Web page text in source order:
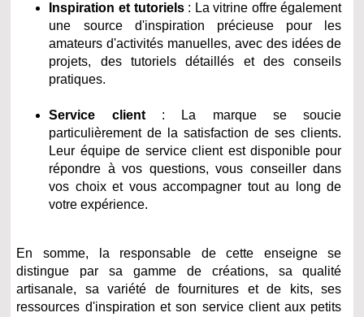
Inspiration et tutoriels: La vitrine offre également
une source d'inspiration précieuse pour les
amateurs d'activités manuelles, avec des idées de
projets, des tutoriels détaillés et des conseils
pratiques.
Service client: La marque se soucie
particulièrement de la satisfaction de ses clients.
Leur équipe de service client est disponible pour
répondre à vos questions, vous conseiller dans
vos choix et vous accompagner tout au long de
votre expérience.
En somme, la responsable de cette enseigne se
distingue par sa gamme de créations, sa qualité
artisanale, sa variété de fournitures et de kits, ses
ressources d'inspiration et son service client aux petits